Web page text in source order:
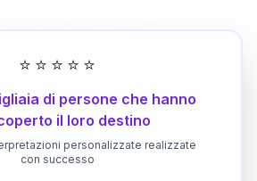
⭐ ⭐ ⭐ ⭐ ⭐
di persone che hanno
il loro destino
personalizzate realizzate
con successo